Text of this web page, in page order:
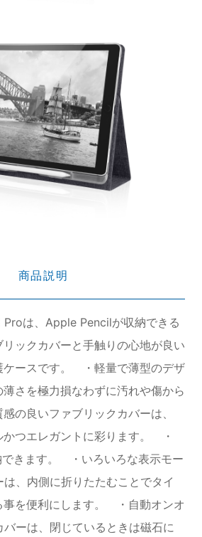
商品説明
は、Apple Pencilが収納できる
ックカバーと手触りの心地が良い
ケースです。 ・軽量で薄型のデザ
さを極力損なわずに汚れや傷から
の良いファブリックカバーは、
つエレガントに彩ります。 ・
きます。 ・いろいろな表示モー
、内側に折りたたむことでタイ
事を便利にします。 ・自動オンオ
ーは、閉じているときは磁石に